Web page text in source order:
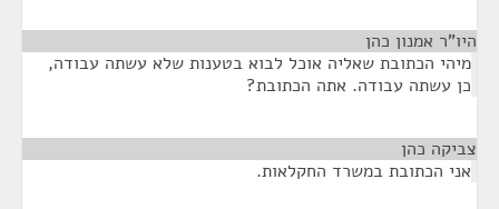
היו"ר אמנון כהן
מיהי הכתובת שאליה אוכל לבוא בטענות שלא עשתה עבודה,
כן עשתה עבודה. אתה הכתובת?
צביקה כהן
אני הכתובת במשרד החקלאות.